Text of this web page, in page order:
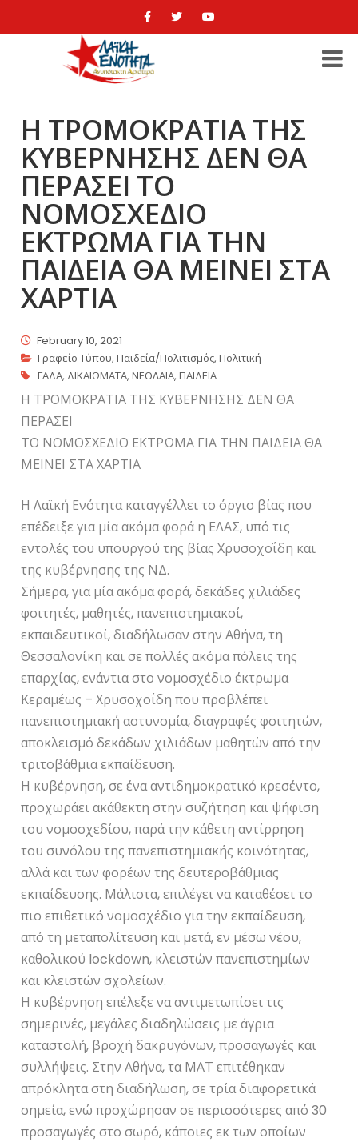
Η ΤΡΟΜΟΚΡΑΤΙΑ ΤΗΣ
ΚΥΒΕΡΝΗΣΗΣ ΔΕΝ ΘΑ
ΠΕΡΑΣΕΙ ΤΟ
ΝΟΜΟΣΧΕΔΙΟ
ΕΚΤΡΩΜΑ ΓΙΑ ΤΗΝ
ΠΑΙΔΕΙΑ ΘΑ ΜΕΙΝΕΙ ΣΤΑ
ΧΑΡΤΙΑ
February 10, 2021
Γραφείο Τύπου,Παιδεία/Πολιτισμός,Πολιτική
ΓΑΔΑ, ΔΙΚΑΙΩΜΑΤΑ,ΝΕΟΛΑΙΑ,ΠΑΙΔΕΙΑ
Η ΤΡΟΜΟΚΡΑΤΙΑ ΤΗΣ ΚΥΒΕΡΝΗΣΗΣ ΔΕΝ ΘΑ
ΠΕΡΑΣΕΙ
ΤΟ ΝΟΜΟΣΧΕΔΙΟ ΕΚΤΡΩΜΑ ΓΙΑ ΤΗΝ ΠΑΙΔΕΙΑ ΘΑ
ΜΕΙΝΕΙ ΣΤΑ ΧΑΡΤΙΑ
Η Λαϊκή Ενότητα καταγγέλλει το όργιο βίας που
επέδειξε για μία ακόμα φορά η ΕΛΑΣ, υπό τις
εντολές του υπουργού της βίας Χρυσοχοΐδη και
της κυβέρνησης της ΝΔ.
Σήμερα, για μία ακόμα φορά, δεκάδες χιλιάδες
φοιτητές, μαθητές, πανεπιστημιακοί,
εκπαιδευτικοί, διαδήλωσαν στην Αθήνα, τη
Θεσσαλονίκη και σε πολλές ακόμα πόλεις της
επαρχίας, ενάντια στο νομοσχέδιο έκτρωμα
Κεραμέως – Χρυσοχοΐδη που προβλέπει
πανεπιστημιακή αστυνομία, διαγραφές φοιτητών,
αποκλεισμό δεκάδων χιλιάδων μαθητών από την
τριτοβάθμια εκπαίδευση.
Η κυβέρνηση, σε ένα αντιδημοκρατικό κρεσέντο,
προχωράει ακάθεκτη στην συζήτηση και ψήφιση
του νομοσχεδίου, παρά την κάθετη αντίρρηση
του συνόλου της πανεπιστημιακής κοινότητας,
αλλά και των φορέων της δευτεροβάθμιας
εκπαίδευσης. Μάλιστα, επιλέγει να καταθέσει το
πιο επιθετικό νομοσχέδιο για την εκπαίδευση,
από τη μεταπολίτευση και μετά, εν μέσω νέου,
καθολικού lockdown, κλειστών πανεπιστημίων
και κλειστών σχολείων.
Η κυβέρνηση επέλεξε να αντιμετωπίσει τις
σημερινές, μεγάλες διαδηλώσεις με άγρια
καταστολή, βροχή δακρυγόνων, προσαγωγές και
συλλήψεις. Στην Αθήνα, τα ΜΑΤ επιτέθηκαν
απρόκλητα στη διαδήλωση, σε τρία διαφορετικά
σημεία, ενώ προχώρησαν σε περισσότερες από 30
προσαγωγές στο σωρό, κάποιες εκ των οποίων